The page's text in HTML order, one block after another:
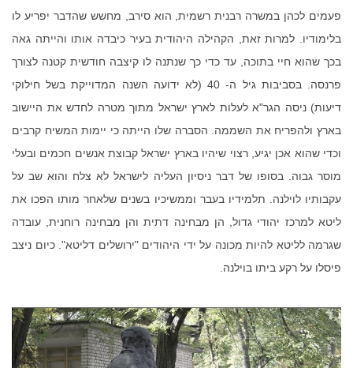
פעמים לכהן במשרה רבנית רשמית, הוא סירב, מחשש שהדבר יפריע לו
בלימודיו. למרות זאת, הקהילה היהודית בעיר כיבדה אותו והייתה גאה
בכך שהוא חיי בתוכה, עד כדי כך שנתנה לו קיצבה חודשית קטנה לצורך
פרנסה. בסביבות גיל ה- 40 (לא ידועה השנה המדוייקת בשל חילוקי
דיעות) ניסה הגר"א לעלות לארץ ישראל מתוך מטרה לחדש את היישוב
בארץ ולהפריח את השממה. הסברה שלו הייתה כי יימות המשיח קרבים
וכדי שהוא אכן יגיע, רצוי שיהיו בארץ ישראל קבוצת אנשים חכמים ובעלי
מוסר גבוה. בסופו של דבר ניסיון העליה לישראל לא צלח והוא שב על
עקבותיו לוילנה. תלמידיו בעבר וממשיכיו בשנים שלאחר מותו הפכו את
ליטא למרכז יהודי גדול, הן מבחינה דתית והן מבחינה רוחנית, עובדה
שגרמה לליטא להיות מכונה על ידי היהודים "ירושלים דליטא". כיום ניצב
פיסלו על רקע ביתו בוילנה.